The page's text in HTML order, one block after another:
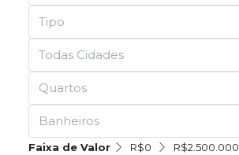
Tipo
Todas Cidades
Quartos
Banheiros
Faixa de Valor R$0 R$2.500.000